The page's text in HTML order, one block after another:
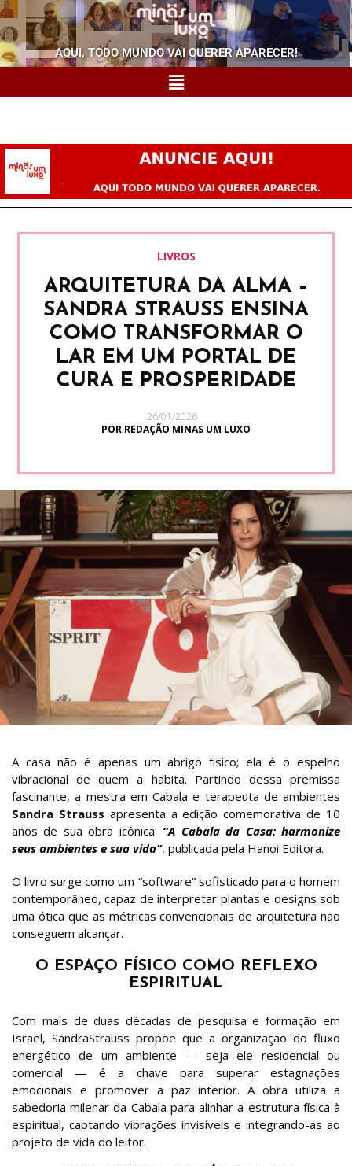
AQUI, TODO MUNDO VAI QUERER APARECER!
LIVROS
ARQUITETURA DA ALMA –
SANDRA STRAUSS ENSINA
COMO TRANSFORMAR O
LAR EM UM PORTAL DE
CURA E PROSPERIDADE
26/01/2026
POR REDAÇÃO MINAS UM LUXO
A casa não é apenas um abrigo físico; ela é o espelho
vibracional de quem a habita. Partindo dessa premissa
fascinante, a mestra em Cabala e terapeuta de ambientes
Sandra Strauss apresenta a edição comemorativa de 10
anos de sua obra icônica: “A Cabala da Casa: harmonize
seus ambientes e sua vida”, publicada pela Hanoi Editora.
O livro surge como um “software” sofisticado para o homem
contemporâneo, capaz de interpretar plantas e designs sob
uma ótica que as métricas convencionais de arquitetura não
conseguem alcançar.
O ESPAÇO FÍSICO COMO REFLEXO
ESPIRITUAL
Com mais de duas décadas de pesquisa e formação em
Israel, SandraStrauss propõe que a organização do fluxo
energético de um ambiente — seja ele residencial ou
comercial — é a chave para superar estagnações
emocionais e promover a paz interior. A obra utiliza a
sabedoria milenar da Cabala para alinhar a estrutura física à
espiritual, captando vibrações invisíveis e integrando-as ao
projeto de vida do leitor.